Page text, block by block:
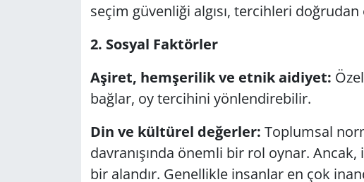
seçim güvenliği algısı, tercihleri
2. Sosyal Faktörler
Aşiret, hemşerilik ve etnik aidiyet:
bağlar, oy tercihini yönlendirebilir.
Din ve kültürel değerler: Toplumsal
davranışında önemli bir rol oynar.
bir alandır. Genellikle insanlar en çok